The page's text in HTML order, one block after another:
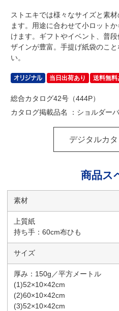
ストエキでは様々なサイズと素
ます。用途に合わせて小ロット
けます。ギフトやイベント、普
ザインが豊富。手提げ紙袋のこ
い。
当日出荷あり 送料無料
総合カタログ42号（444P）
カタログ掲載品名 ：ショルダー
デジタルカ
商品ス
素材
上質紙
持ち手：60cm布ひも
サイズ
厚み：150g／平方メートル
(1)52×10×42cm
(2)60×10×42cm
(3)52×10×42cm